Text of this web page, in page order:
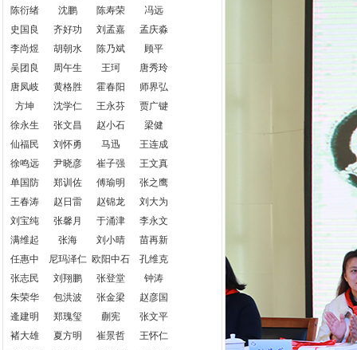
陈衍绪
沈鹏 陈寿荣
冯远
史国良
齐好功 刘孟嘉
孟庆淼
李尚煜
胡朝水 陈乃斌
顾平
吴团良
周午生 王珂
唐秀玲
唐凤岐
黄格胜 霍春阳
师界弘
方坤
沈学仁 王永芬
贾广键
徐永生
张文昌 赵小石
梁健
仙福民
刘怀勇 马迅
王连成
徐鸣远
尹晓彦 崔子强
王文真
单国防
郑训佐 傅瑜明
张之鹰
王春涛
赵日雷 赵锦龙
刘大为
刘宝纯
张馨月 于涌津
李永文
满维起
张海 刘小晴
苗再新
任惠中
尼玛泽仁 欧阳中石
孔维克
张志民
刘翔鹏 张登堂
钟涛
朱荣华
包洪波 张金梁
赵彦国
逄建明
郑瑰玺 蒯宪
张文平
褚大雄
夏方明 崔景哲
王怀仁